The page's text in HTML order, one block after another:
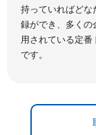
持っていればどな
録ができ、多くの
用されている定番
です。